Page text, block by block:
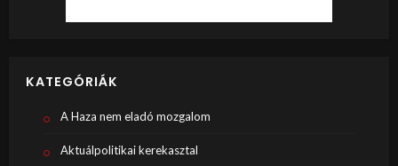
KATEGÓRIÁK
A Haza nem eladó mozgalom
Aktuálpolitikai kerekasztal